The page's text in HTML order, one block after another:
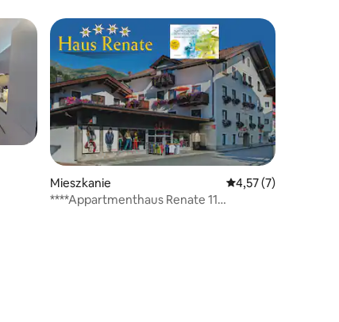
Mieszkanie Średnia ocena: 4,57
4,57 (7)
****Appartmenthaus Renate 11